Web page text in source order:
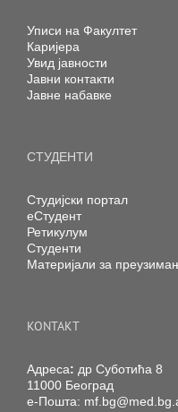
Уписи на Факултет
Каријера
Увид јавности
Јавни контакти
Јавне набавке
СТУДЕНТИ
Студијски портал
еСтудент
Ретикулум
Студенти
Материјали за
KONTAKT
Адреса: др Суботића 8
11000 Београд
е-Пошта: